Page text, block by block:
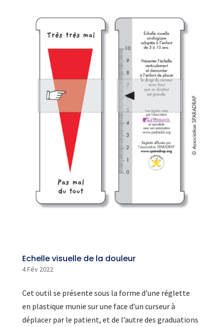
Echelle visuelle de la douleur
4 Fév 2022
Cet outil se présente sous la forme d’une réglette
en plastique munie sur une face d’un curseur à
déplacer par le patient, et de l’autre des graduations